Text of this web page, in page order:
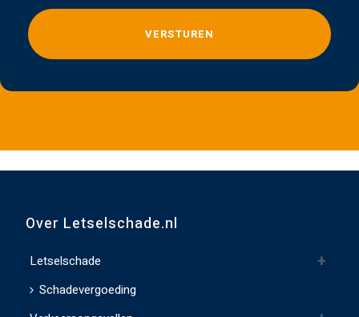
G
e
l
e
d
v
l
Over Letselschade.nl
Letselschade
Schadevergoeding